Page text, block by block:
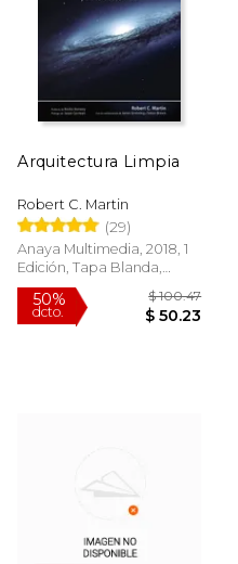
Arquitectura Limpia
Robert C. Martin
(29)
Anaya Multimedia, 2018, 1
Edición, Tapa Blanda,
Nuevo